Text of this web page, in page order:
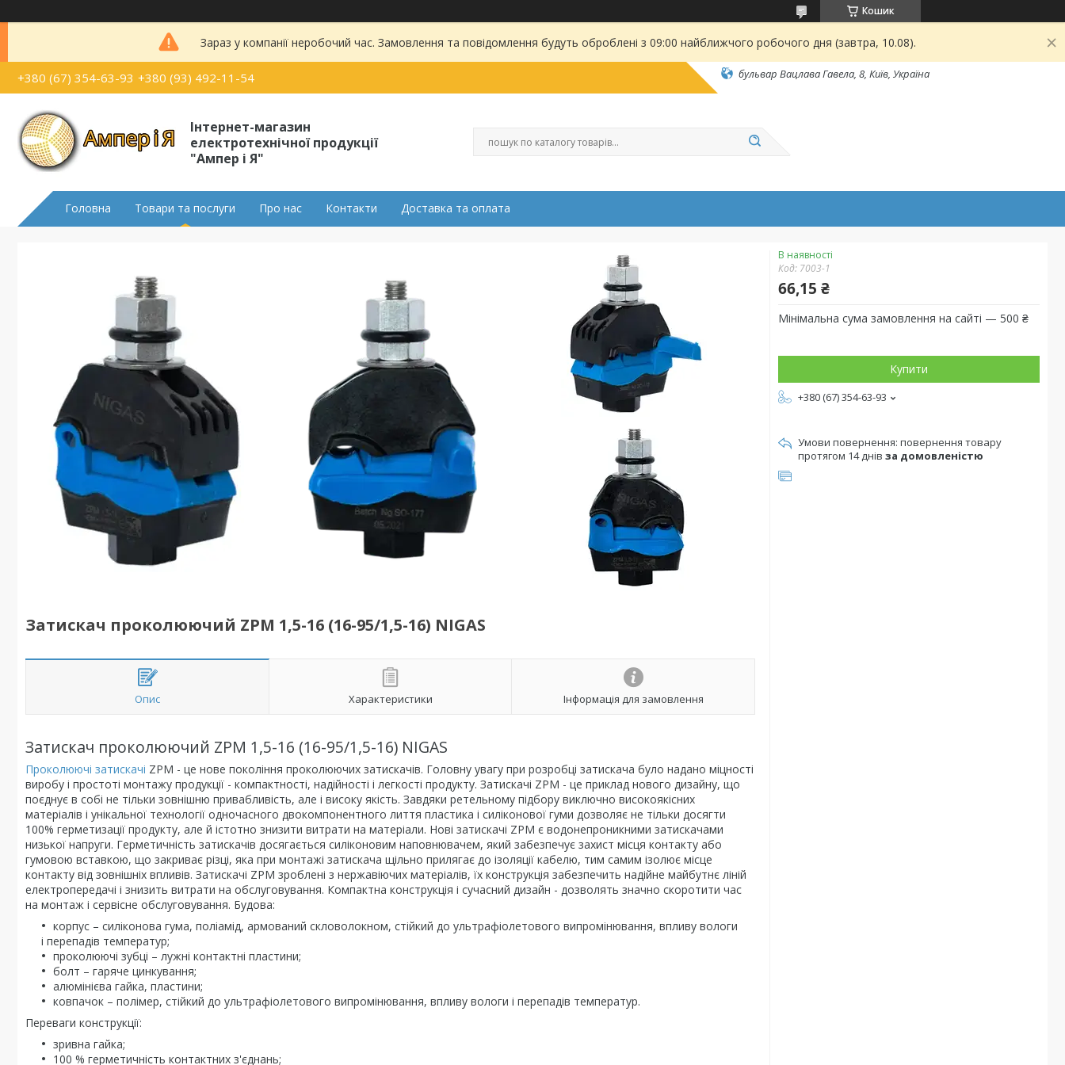
Кошик
Зараз у компанії неробочий час. Замовлення та повідомлення будуть оброблені з 09:00 найближчого робочого дня (завтра, 10.08).
+380 (67) 354-63-93 +380 (93) 492-11-54 бульвар Вацлава Гавела, 8, Київ, Україна
Інтернет-магазин
електротехнічної продукції
"Ампер і Я"
Головна Товари та послуги Про нас Контакти Доставка та оплата
Затискач проколюючий ZPM 1,5-16 (16-95/1,5-16) NIGAS
Опис Характеристики Інформація для замовлення
Затискач проколюючий ZPM 1,5-16 (16-95/1,5-16) NIGAS
Проколюючі затискачі ZPM - це нове покоління проколюючих затискачів. Головну увагу при розробці затискача було надано міцності
виробу і простоті монтажу продукції - компактності, надійності і легкості продукту. Затискачі ZPM - це приклад нового дизайну, що
поєднує в собі не тільки зовнішню привабливість, але і високу якість. Завдяки ретельному підбору виключно високоякісних
матеріалів і унікальної технології одночасного двокомпонентного лиття пластика і силіконової гуми дозволяє не тільки досягти
100% герметизації продукту, але й істотно знизити витрати на матеріали. Нові затискачі ZPM є водонепроникними затискачами
низької напруги. Герметичність затискачів досягається силіконовим наповнювачем, який забезпечує захист місця контакту або
гумовою вставкою, що закриває різці, яка при монтажі затискача щільно прилягає до ізоляції кабелю, тим самим ізолює місце
контакту від зовнішніх впливів. Затискачі ZPM зроблені з нержавіючих матеріалів, їх конструкція забезпечить надійне майбутнє ліній
електропередачі і знизить витрати на обслуговування. Компактна конструкція і сучасний дизайн - дозволять значно скоротити час
на монтаж і сервісне обслуговування. Будова:
корпус – силіконова гума, поліамід, армований скловолокном, стійкий до ультрафіолетового випромінювання, впливу вологи
і перепадів температур;
проколюючі зубці – лужні контактні пластини;
болт – гаряче цинкування;
алюмінієва гайка, пластини;
ковпачок – полімер, стійкий до ультрафіолетового випромінювання, впливу вологи і перепадів температур.
Переваги конструкції:
зривна гайка;
100 % герметичність контактних з'єднань;
В наявності
Код: 7003-1
66,15 ₴
Мінімальна сума замовлення на сайті — 500 ₴
Купити
+380 (67) 354-63-93
повернення товару
протягом 14 днів за домовленістю